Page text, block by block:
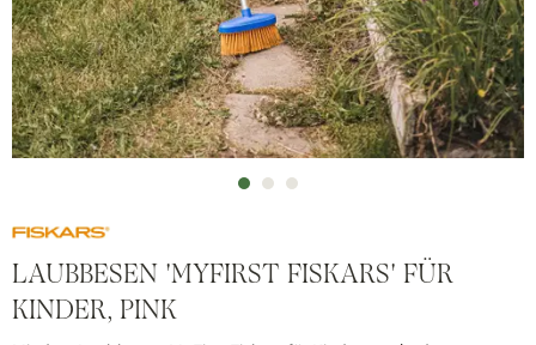
LAUBBESEN 'MYFIRST FISKARS' FÜR
KINDER, PINK